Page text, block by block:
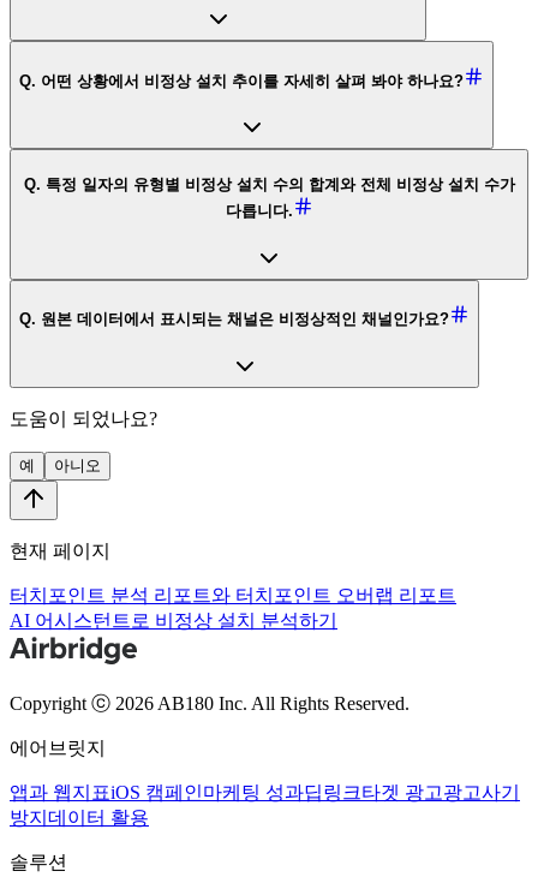
Q. 어떤 상황에서 비정상 설치 추이를 자세히 살펴 봐야 하나요?
Q. 특정 일자의 유형별 비정상 설치 수의 합계와 전체 비정상 설치 수가
다릅니다.
Q. 원본 데이터에서 표시되는 채널은 비정상적인 채널인가요?
도움이 되었나요?
예 아니오
현재 페이지
터치포인트 분석 리포트와 터치포인트 오버랩 리포트
AI 어시스턴트로 비정상 설치 분석하기
Copyright ⓒ 2026 AB180 Inc. All Rights Reserved.
에어브릿지
앱과 웹지표iOS 캠페인마케팅 성과딥링크타겟 광고광고사기
방지 데이터 활용
솔루션